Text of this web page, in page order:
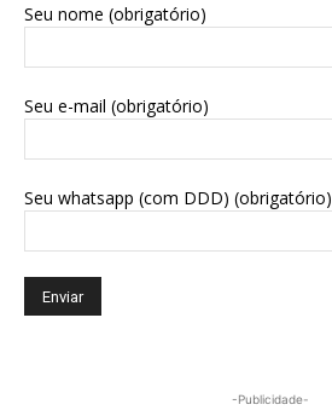
Seu nome (obrigatório)
Seu e-mail (obrigatório)
Seu whatsapp (com DDD) (obrigatório)
-Publicidade-